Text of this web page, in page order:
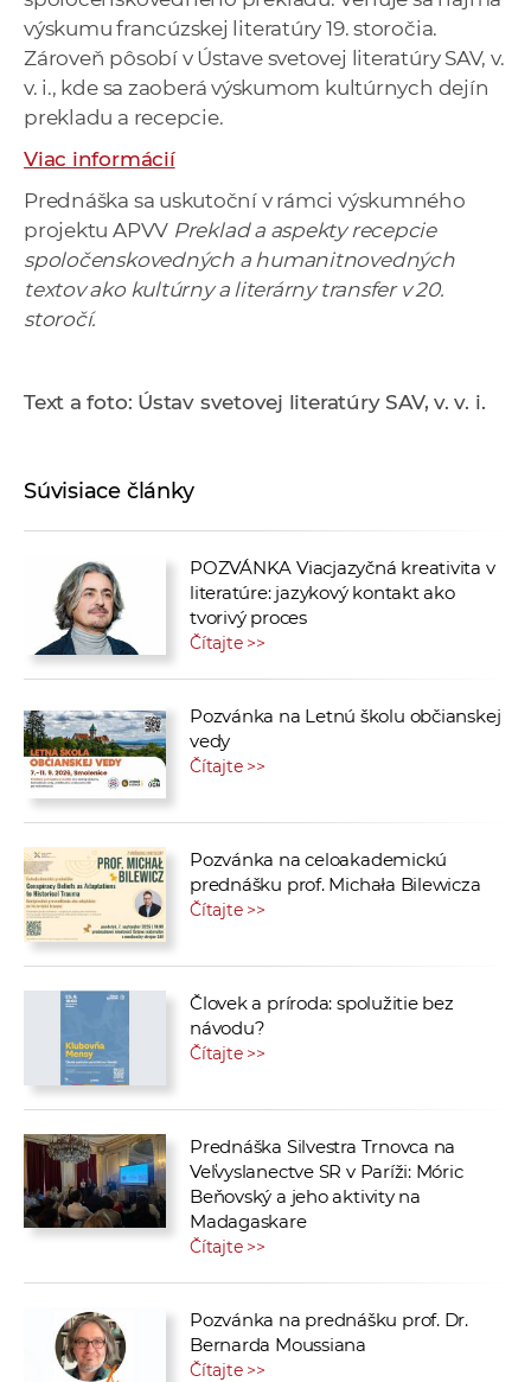
výskumu francúzskej literatúry 19. storočia.
Zároveň pôsobí v Ústave svetovej literatúry SAV, v.
v. i., kde sa zaoberá výskumom kultúrnych dejín
prekladu a recepcie.
Viac informácií
Prednáška sa uskutoční v rámci výskumného
projektu APVV Preklad a aspekty recepcie
spoločenskovedných a humanitnovedných
textov ako kultúrny a literárny transfer v 20.
storočí.
Text a foto: Ústav svetovej literatúry SAV, v. v. i.
Súvisiace články
POZVÁNKA Viacjazyčná kreativita v
literatúre: jazykový kontakt ako
tvorivý proces
Čítajte >>
Pozvánka na Letnú školu občianskej
vedy
Čítajte >>
Pozvánka na celoakademickú
prednášku prof. Michała Bilewicza
Čítajte >>
Človek a príroda: spolužitie bez
návodu?
Čítajte >>
Prednáška Silvestra Trnovca na
Veľvyslanectve SR v Paríži: Móric
Beňovský a jeho aktivity na
Madagaskare
Čítajte >>
Pozvánka na prednášku prof. Dr.
Bernarda Moussiana
Čítajte >>